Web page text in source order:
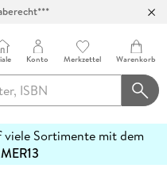
Konto Merkzettel Warenkorb
Sortimente mit dem